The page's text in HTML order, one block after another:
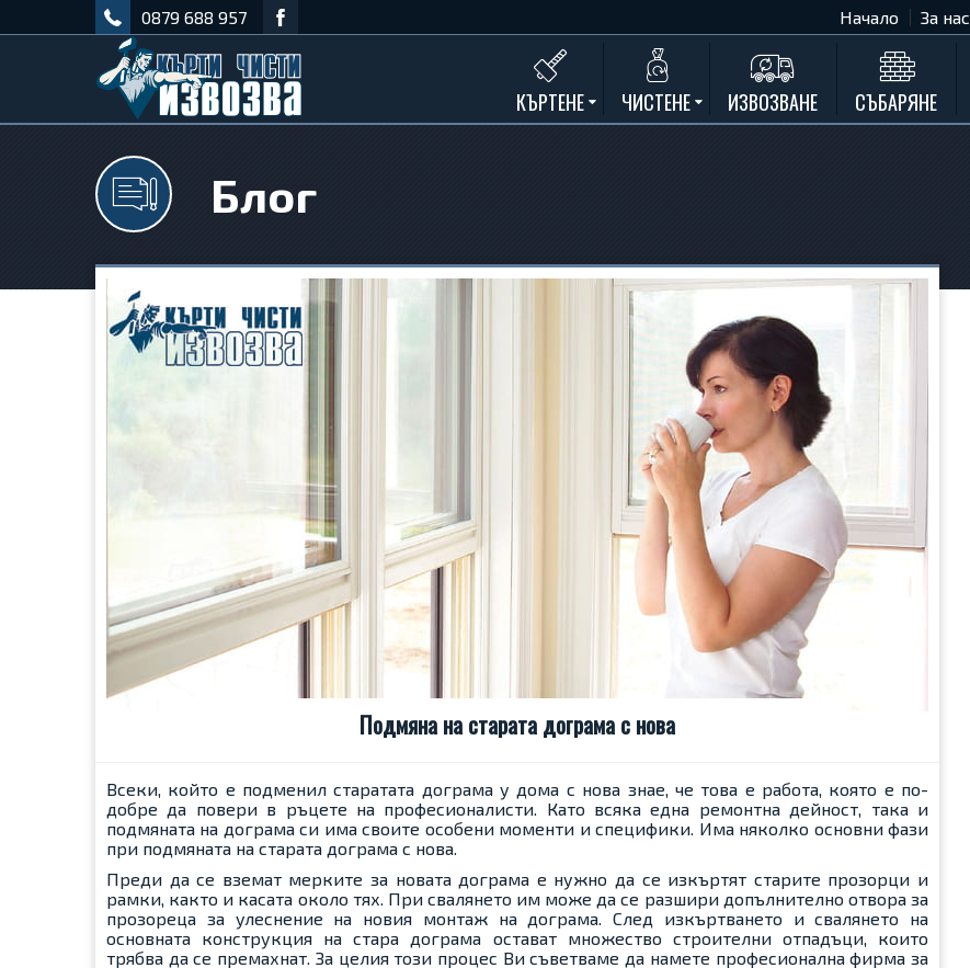
0879 688 957 Начало За нас
КЪРТЕНЕ
Къртене на кухня
Къртене замазки и мозайки
Къртене на асфалт
Къртене на дограма и подпрозорец
Къртене на дюшеме
ЧИСТЕНЕ ИЗВОЗВАНЕ СЪБАРЯНЕ
Блог
Подмяна на старата дограма с нова
Всеки, който е подменил старатата дограма у дома с нова знае, че това е работа, която е по-
добре да повери в ръцете на професионалисти. Като всяка една ремонтна дейност, така и
подмяната на дограма си има своите особени моменти и специфики. Има няколко основни фази
при подмяната на старата дограма с нова.
Преди да се вземат мерките за новата дограма е нужно да се изкъртят старите прозорци и
рамки, както и касата около тях. При свалянето им може да се разшири допълнително отвора за
прозореца за улеснение на новия монтаж на дограма. След изкъртването и свалянето на
основната конструкция на стара дограма остават множество строителни отпадъци, които
трябва да се премахнат. За целия този процес Ви съветваме да намете професионална фирма за